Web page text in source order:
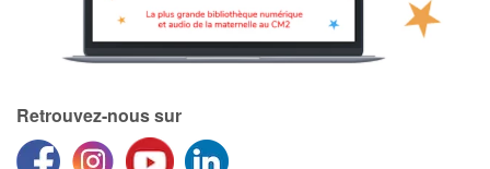
Amour et amitié
Retrouvez-nous sur